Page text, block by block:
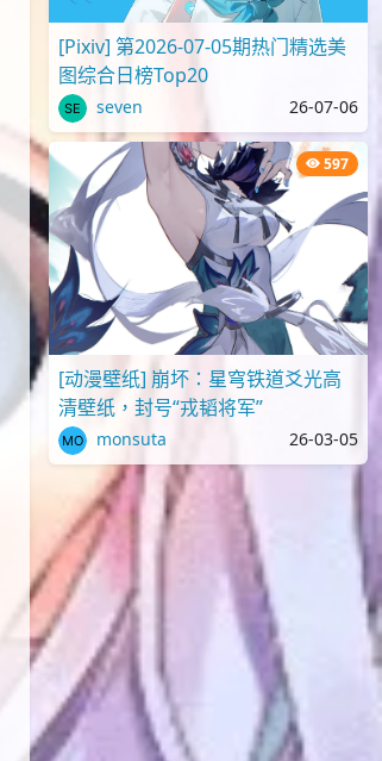
[Pixiv] 第2026-07-05期热门精选美
图综合日榜Top20
seven 26-07-06
597
[动漫壁纸] 崩坏：星穹铁道爻光高
清壁纸，封号“戎韬将军”
monsuta 26-03-05